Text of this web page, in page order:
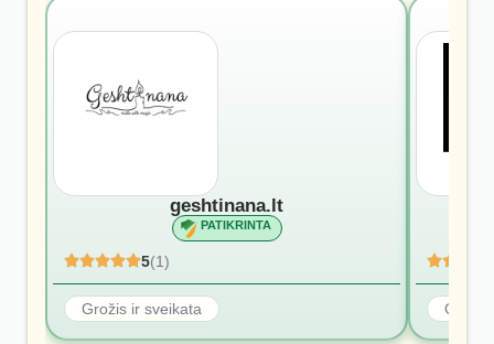
geshtinana.lt
PATIKRINTA
5(1)
Grožis ir sveikata Grožis